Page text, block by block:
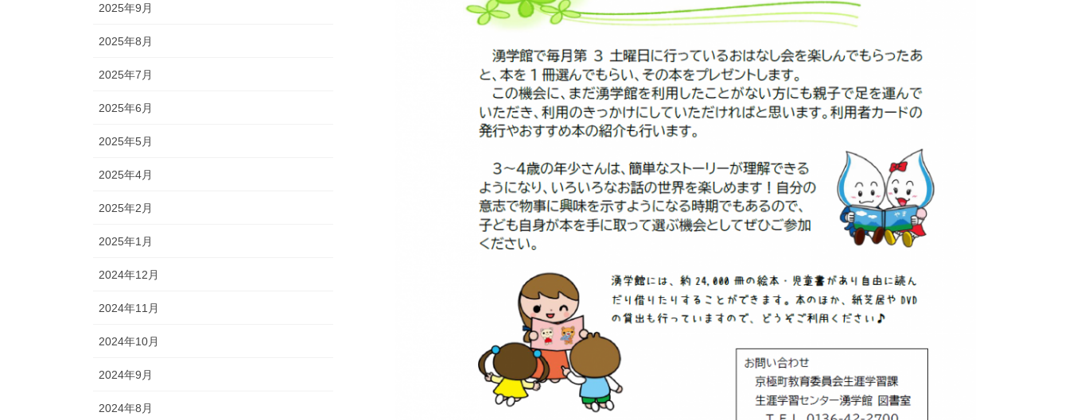
2025年9月
2025年8月
2025年7月
2025年6月
2025年5月
2025年4月
2025年2月
2025年1月
2024年12月
2024年11月
2024年10月
2024年9月
2024年8月